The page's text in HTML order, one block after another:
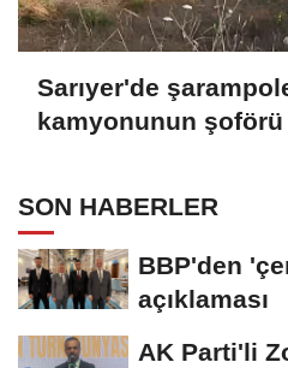
Sarıyer'de
kamyonunun şoförü
SON HABERLER
BBP'den
açıklaması
AK Parti'li